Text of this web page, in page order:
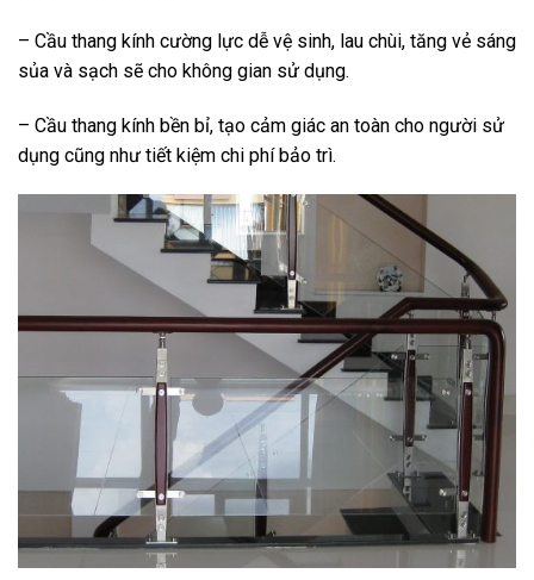
– Cầu thang kính cường lực dễ vệ sinh, lau chùi, tăng vẻ sáng
sủa và sạch sẽ cho không gian sử dụng.
– Cầu thang kính bền bỉ, tạo cảm giác an toàn cho người sử
dụng cũng như tiết kiệm chi phí bảo trì.